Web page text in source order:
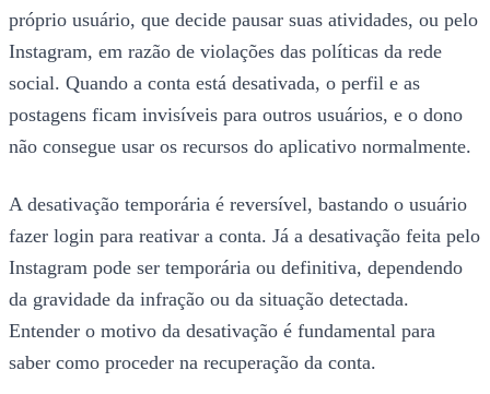
próprio usuário, que decide pausar suas atividades, ou pelo
Instagram, em razão de violações das políticas da rede
social. Quando a conta está desativada, o perfil e as
postagens ficam invisíveis para outros usuários, e o dono
não consegue usar os recursos do aplicativo normalmente.
A desativação temporária é reversível, bastando o usuário
fazer login para reativar a conta. Já a desativação feita pelo
Instagram pode ser temporária ou definitiva, dependendo
da gravidade da infração ou da situação detectada.
Entender o motivo da desativação é fundamental para
saber como proceder na recuperação da conta.